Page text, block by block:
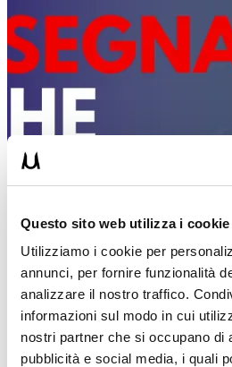
Questo sito web utilizza i cookie
Utilizziamo i cookie per
annunci, per fornire funzionalità
analizzare il nostro traffico.
informazioni sul modo in cui
nostri partner che si occupano di
pubblicità e social media, i quali